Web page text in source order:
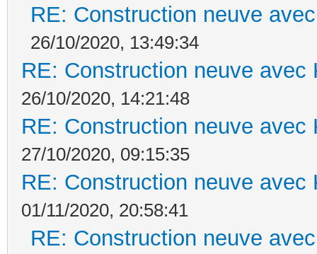
RE: Construction neuve
26/10/2020, 13:49:34
RE: Construction neuve avec
26/10/2020, 14:21:48
RE: Construction neuve avec
27/10/2020, 09:15:35
RE: Construction neuve avec
01/11/2020, 20:58:41
RE: Construction neuve